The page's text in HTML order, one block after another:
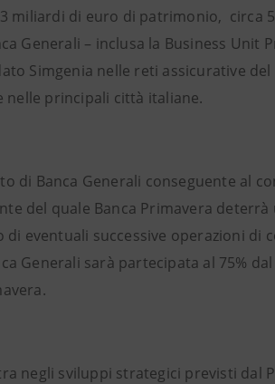
miliardi di euro di patrimonio, circa
Generali – inclusa la Business Unit
Simgenia nelle reti assicurative
nelle principali città italiane.
di Banca Generali conseguente al
del quale Banca Primavera deterrà
di eventuali successive operazioni
Generali sarà partecipata al 75%
negli sviluppi strategici previsti dal